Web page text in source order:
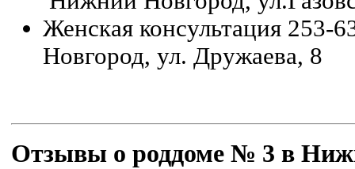
Женская консультация 253-
Новгород, ул. Дружаева, 8
Отзывы о роддоме № 3 в